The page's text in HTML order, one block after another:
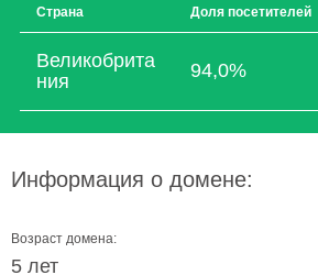
Страна Доля посетителей
Великобрита
ния
94,0%
Информация о домене:
Возраст домена:
5 лет